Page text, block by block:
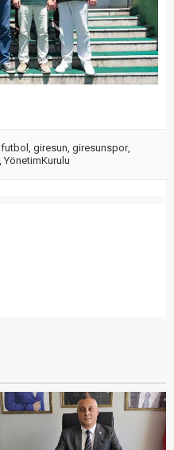
futbol giresun giresunspor,
YönetimKurulu